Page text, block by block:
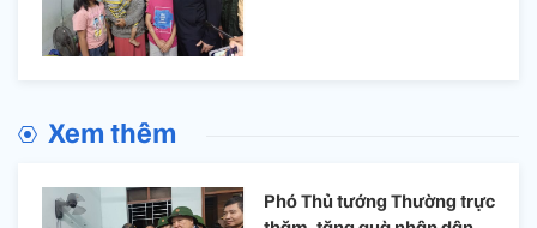
Xem thêm
Phó Thủ tướng Thường trực